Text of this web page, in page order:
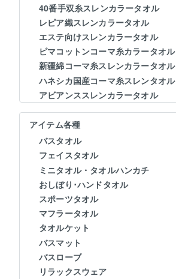
40番手双糸スレンカラータオル
レピア織スレンカラータオル
エステ向けスレンカラータオル
ピマコットンコーマ糸カラータオル
新疆綿コーマ糸スレンカラータオル
ハネシカ国産コーマ糸スレンタオル
アビアンススレンカラータオル
アイテム各種
バスタオル
フェイスタオル
ミニタオル・タオルハンカチ
おしぼり･ハンドタオル
スポーツタオル
マフラータオル
タオルケット
バスマット
バスローブ
リラックスウェア